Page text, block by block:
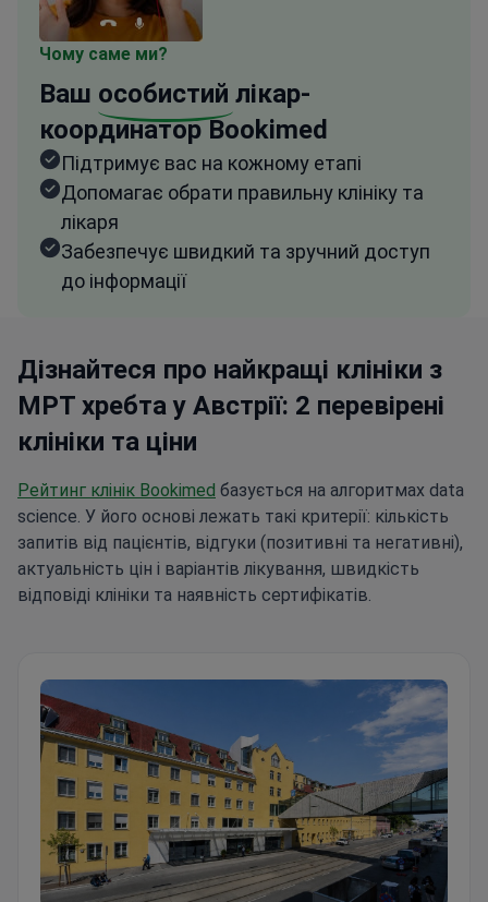
Чому саме ми?
Ваш особистий лікар-
координатор Bookimed
Підтримує вас на кожному етапі
Допомагає обрати правильну клініку та
лікаря
Забезпечує швидкий та зручний доступ
до інформації
Дізнайтеся про найкращі клініки з
МРТ хребта у Австрії: 2 перевірені
клініки та ціни
Рейтинг клінік Bookimed базується на алгоритмах data
science. У його основі лежать такі критерії: кількість
запитів від пацієнтів, відгуки (позитивні та негативні),
актуальність цін і варіантів лікування, швидкість
відповіді клініки та наявність сертифікатів.